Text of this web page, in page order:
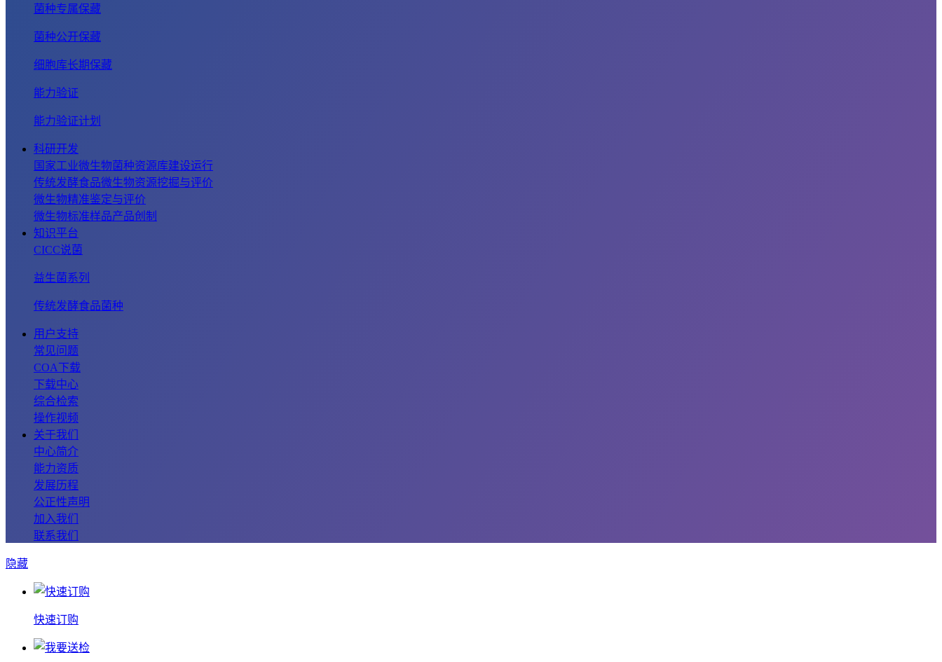
菌种专属保藏
菌种公开保藏
细胞库长期保藏
能力验证
能力验证计划
科研开发
国家工业微生物菌种资源库建设运行
传统发酵食品微生物资源挖掘与评价
微生物精准鉴定与评价
微生物标准样品产品创制
知识平台
CICC说菌
益生菌系列
传统发酵食品菌种
用户支持
常见问题
COA下载
下载中心
综合检索
操作视频
关于我们
中心简介
能力资质
发展历程
公正性声明
加入我们
联系我们
隐藏
快速订购